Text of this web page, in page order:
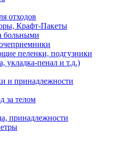
отходов
Крафт-Пакеты
больными
пеленки, подгузники
укладка-пенал и т.д.)
и принадлежности
за телом
принадлежности